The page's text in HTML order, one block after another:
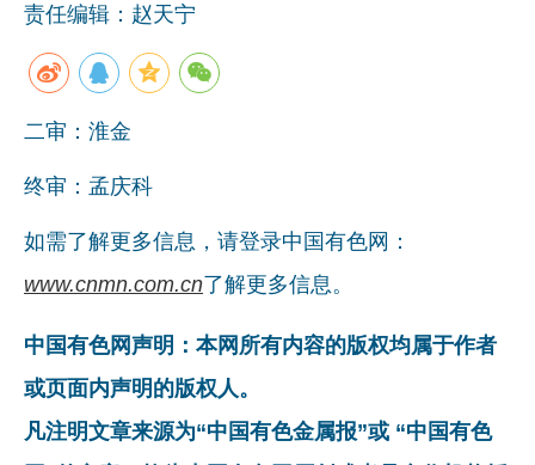
责任编辑：赵天宁
二审：淮金
终审：孟庆科
如需了解更多信息，请登录中国有色网：
www.cnmn.com.cn了解更多信息。
中国有色网声明：本网所有内容的版权均属于作者
或页面内声明的版权人。
凡注明文章来源为“中国有色金属报”或 “中国有色